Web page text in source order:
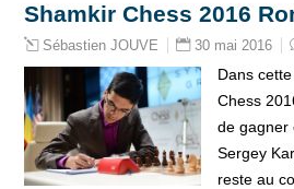
Shamkir Chess 2016
Sébastien JOUVE 30 mai 2016
Dans
Chess
de gagner
Sergey
reste au